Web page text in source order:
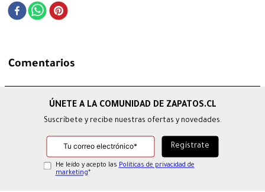
Comentarios
Suscríbete y recibe nuestras ofertas y novedades.
He leído y acepto las Políticas de privacidad de
marketing*